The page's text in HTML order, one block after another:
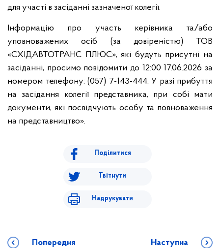
для участі в засіданні зазначеної колегії.
Інформацію про участь керівника та/або
уповноважених осіб (за довіреністю) ТОВ
«СХІДАВТОТРАНС ПЛЮС», які будуть присутні на
засіданні, просимо повідомити до 12:00 17.06.2026 за
номером телефону: (057) 7-143-444. У разі прибуття
на засідання колегії представника, при собі мати
документи, які посвідчують особу та повноваження
на представництво».
Поділитися
Твітнути
Надрукувати
Попередня Наступна